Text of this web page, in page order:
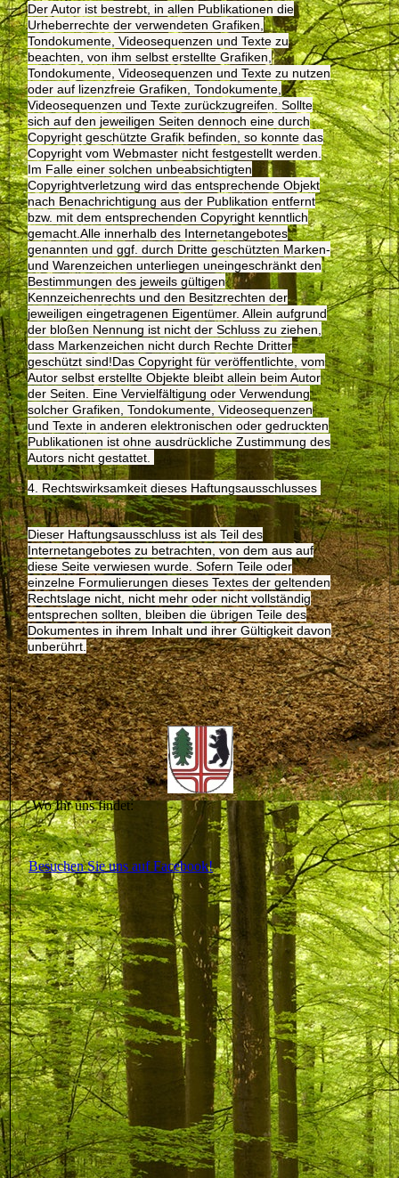
Der Autor ist bestrebt, in allen Publikationen die
Urheberrechte der verwendeten Grafiken,
Tondokumente, Videosequenzen und Texte zu
beachten, von ihm selbst erstellte Grafiken,
Tondokumente, Videosequenzen und Texte zu nutzen
oder auf lizenzfreie Grafiken, Tondokumente,
Videosequenzen und Texte zurückzugreifen. Sollte
sich auf den jeweiligen Seiten dennoch eine durch
Copyright geschützte Grafik befinden, so konnte das
Copyright vom Webmaster nicht festgestellt werden.
Im Falle einer solchen unbeabsichtigten
Copyrightverletzung wird das entsprechende Objekt
nach Benachrichtigung aus der Publikation entfernt
bzw. mit dem entsprechenden Copyright kenntlich
gemacht.Alle innerhalb des Internetangebotes
genannten und ggf. durch Dritte geschützten Marken-
und Warenzeichen unterliegen uneingeschränkt den
Bestimmungen des jeweils gültigen
Kennzeichenrechts und den Besitzrechten der
jeweiligen eingetragenen Eigentümer. Allein aufgrund
der bloßen Nennung ist nicht der Schluss zu ziehen,
dass Markenzeichen nicht durch Rechte Dritter
geschützt sind!Das Copyright für veröffentlichte, vom
Autor selbst erstellte Objekte bleibt allein beim Autor
der Seiten. Eine Vervielfältigung oder Verwendung
solcher Grafiken, Tondokumente, Videosequenzen
und Texte in anderen elektronischen oder gedruckten
Publikationen ist ohne ausdrückliche Zustimmung des
Autors nicht gestattet.
4. Rechtswirksamkeit dieses Haftungsausschlusses
Dieser Haftungsausschluss ist als Teil des
Internetangebotes zu betrachten, von dem aus auf
diese Seite verwiesen wurde. Sofern Teile oder
einzelne Formulierungen dieses Textes der geltenden
Rechtslage nicht, nicht mehr oder nicht vollständig
entsprechen sollten, bleiben die übrigen Teile des
Dokumentes in ihrem Inhalt und ihrer Gültigkeit davon
unberührt.
Wo Ihr uns findet:
Besuchen Sie uns auf Facebook!